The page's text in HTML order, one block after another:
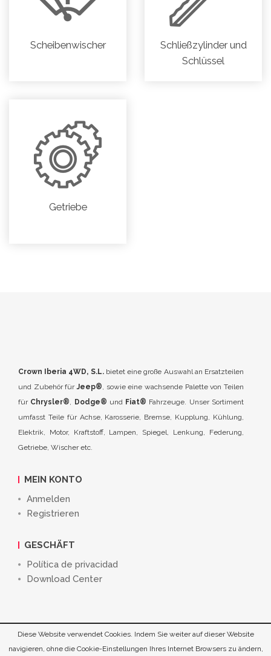
Diese Website verwendet Cookies. Indem Sie weiter auf dieser Website
navigieren, ohne die Cookie-Einstellungen Ihres Internet Browsers zu ändern,
Scheibenwischer
Schließzylinder und
Schlüssel
Getriebe
Crown Iberia 4WD, S.L.bietet eine große Auswahl an Ersatzteilen
und Zubehör fürJeep®, sowie eine wachsende Palette von Teilen
für Chrysler®, Dodge® und Fiat® Fahrzeuge. Unser Sortiment
umfasst Teile für Achse, Karosserie, Bremse, Kupplung, Kühlung,
Elektrik, Motor, Kraftstoff, Lampen, Spiegel, Lenkung, Federung,
Getriebe, Wischer etc.
MEIN KONTO
Anmelden
Registrieren
GESCHÄFT
Política de privacidad
Download Center
©Crown Iberia 4WD, S.L. 2026. All Rights Reserved.